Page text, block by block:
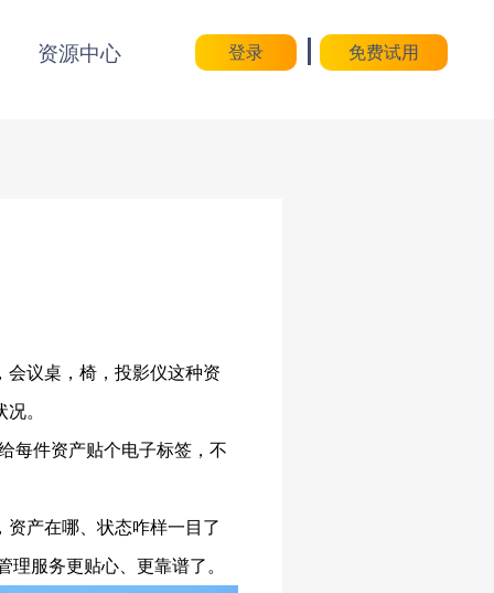
登录 免费试用
会议桌，椅，投影仪这种资
。
每件资产贴个电子标签，不
产在哪、状态咋样一目了
理服务更贴心、更靠谱了。